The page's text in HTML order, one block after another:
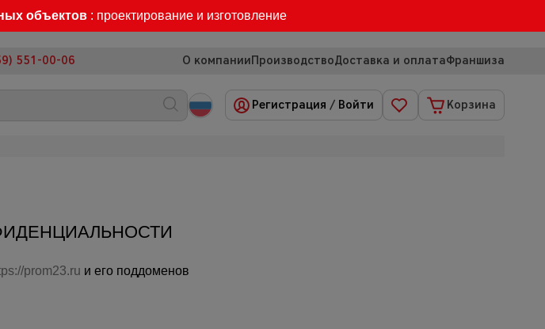
объектов : проектирование и изготовление
551-00-06 О компанииПроизводствоДоставка и оплатаФраншиза
Регистрация / Войти Корзина
prom23.ru и его поддоменов